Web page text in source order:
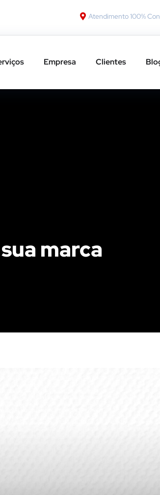
Atendimento 100%
Empresa Clientes
marca